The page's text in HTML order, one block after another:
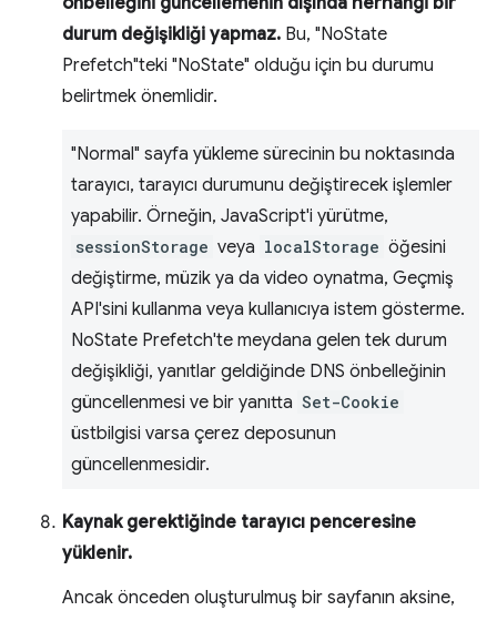
durum değişikliği yapmaz. Bu, "NoState
Prefetch"teki "NoState" olduğu için bu durumu
belirtmek önemlidir.
"Normal" sayfa yükleme sürecinin bu noktasında
tarayıcı, tarayıcı durumunu değiştirecek işlemler
yapabilir. Örneğin, JavaScript'i yürütme,
sessionStorage veya localStorage öğesini
değiştirme, müzik ya da video oynatma, Geçmiş
API'sini kullanma veya kullanıcıya istem gösterme.
NoState Prefetch'te meydana gelen tek durum
değişikliği, yanıtlar geldiğinde DNS önbelleğinin
güncellenmesi ve bir yanıtta Set-Cookie
üstbilgisi varsa çerez deposunun
güncellenmesidir.
Kaynak gerektiğinde tarayıcı penceresine
yüklenir.
Ancak önceden oluşturulmuş bir sayfanın aksine,